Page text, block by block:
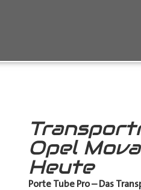
Opel
Heute
Porte Tube Pro – Das